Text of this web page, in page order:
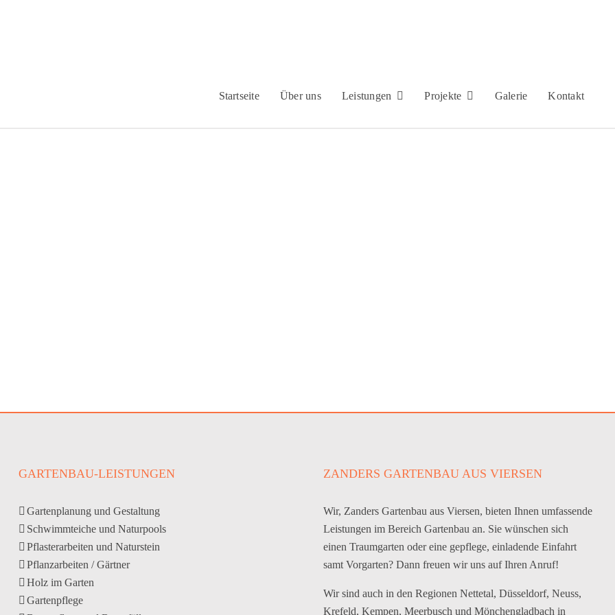
Startseite Über uns Leistungen Projekte Galerie Kontakt
GARTENBAU-LEISTUNGEN
Gartenplanung und Gestaltung
Schwimmteiche und Naturpools
Pflasterarbeiten und Naturstein
Pflanzarbeiten / Gärtner
Holz im Garten
Gartenpflege
ZANDERS GARTENBAU AUS VIERSEN
Wir, Zanders Gartenbau aus Viersen, bieten Ihnen umfassende
Leistungen im Bereich Gartenbau an. Sie wünschen sich
einen Traumgarten oder eine gepflege, einladende Einfahrt
samt Vorgarten? Dann freuen wir uns auf Ihren Anruf!
Wir sind auch in den Regionen Nettetal, Düsseldorf, Neuss,
Krefeld, Kempen, Meerbusch und Mönchengladbach in